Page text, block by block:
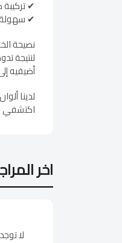
✔ تركيبة
✔ سهولة
نصيحة
لنتيجة
أضيفيه
لدينا
اكتشفي
اخر
لا